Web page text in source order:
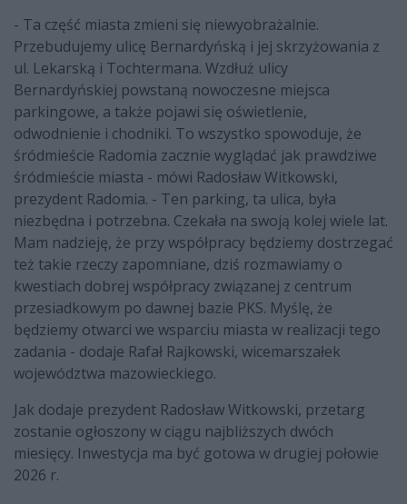
- Ta część miasta zmieni się niewyobrażalnie.
Przebudujemy ulicę Bernardyńską i jej skrzyżowania z
ul. Lekarską i Tochtermana. Wzdłuż ulicy
Bernardyńskiej powstaną nowoczesne miejsca
parkingowe, a także pojawi się oświetlenie,
odwodnienie i chodniki. To wszystko spowoduje, że
śródmieście Radomia zacznie wyglądać jak prawdziwe
śródmieście miasta - mówi Radosław Witkowski,
prezydent Radomia. - Ten parking, ta ulica, była
niezbędna i potrzebna. Czekała na swoją kolej wiele lat.
Mam nadzieję, że przy współpracy będziemy dostrzegać
też takie rzeczy zapomniane, dziś rozmawiamy o
kwestiach dobrej współpracy związanej z centrum
przesiadkowym po dawnej bazie PKS. Myślę, że
będziemy otwarci we wsparciu miasta w realizacji tego
zadania - dodaje Rafał Rajkowski, wicemarszałek
województwa mazowieckiego.
Jak dodaje prezydent Radosław Witkowski, przetarg
zostanie ogłoszony w ciągu najbliższych dwóch
miesięcy. Inwestycja ma być gotowa w drugiej połowie
2026 r.